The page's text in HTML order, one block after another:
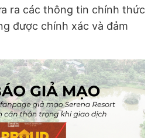
ra các thông tin chính thức
được chính xác và đảm